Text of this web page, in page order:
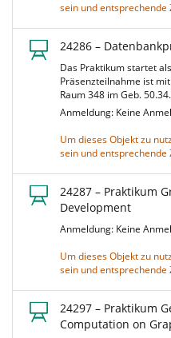
sein und
24286 –
Das Praktikum startet
Präsenzteilnahme ist
Raum 348 im Geb.
Anmeldung: Keine
Um dieses Objekt zu
sein und
24287 – Praktikum
Development
Anmeldung: Keine
Um dieses Objekt zu
sein und
24297 – Praktikum
Computation on